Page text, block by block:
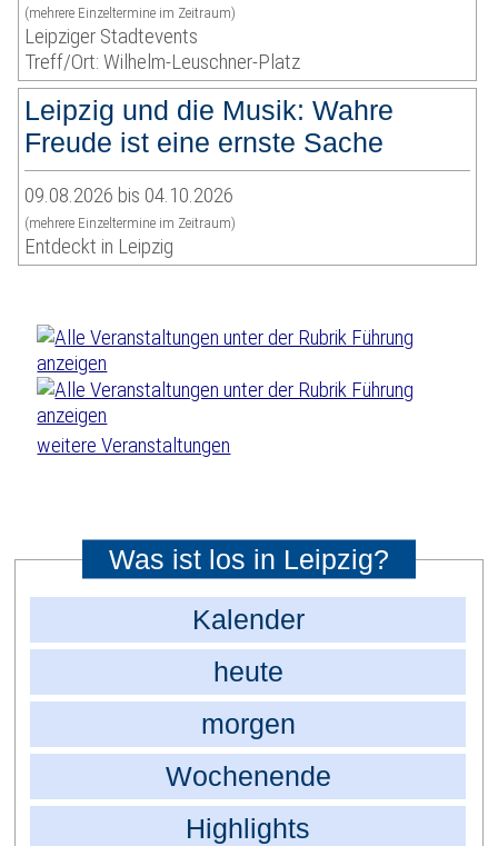
(mehrere Einzeltermine im Zeitraum)
Leipziger Stadtevents
Treff/Ort: Wilhelm-Leuschner-Platz
Leipzig und die Musik: Wahre
Freude ist eine ernste Sache
09.08.2026 bis 04.10.2026
(mehrere Einzeltermine im Zeitraum)
Entdeckt in Leipzig
weitere Veranstaltungen
Was ist los in Leipzig?
Kalender
heute
morgen
Wochenende
Highlights